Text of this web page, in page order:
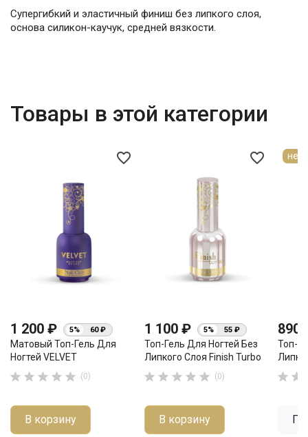
Супергибкий и эластичный финиш без липкого слоя,
основа силикон-каучук, средней вязкости.
Товары в этой категории
favorite_border
1 200 ₽ 5% 60 ₽
Матовый Топ-Гель Для
Ногтей VELVET
     (0)
В корзину
favorite_border
1 100 ₽ 5% 55 ₽
Топ-Гель Для Ногтей Без
Липкого Слоя Finish Turbo
     (0)
В корзину
890
Топ-
 
нет